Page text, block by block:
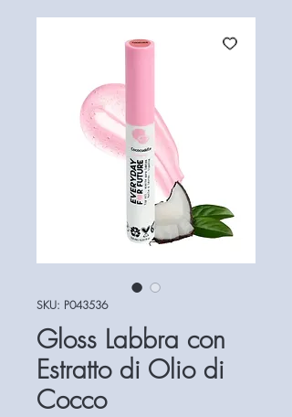
SKU: P043536
Gloss Labbra con
Estratto di Olio di
Cocco